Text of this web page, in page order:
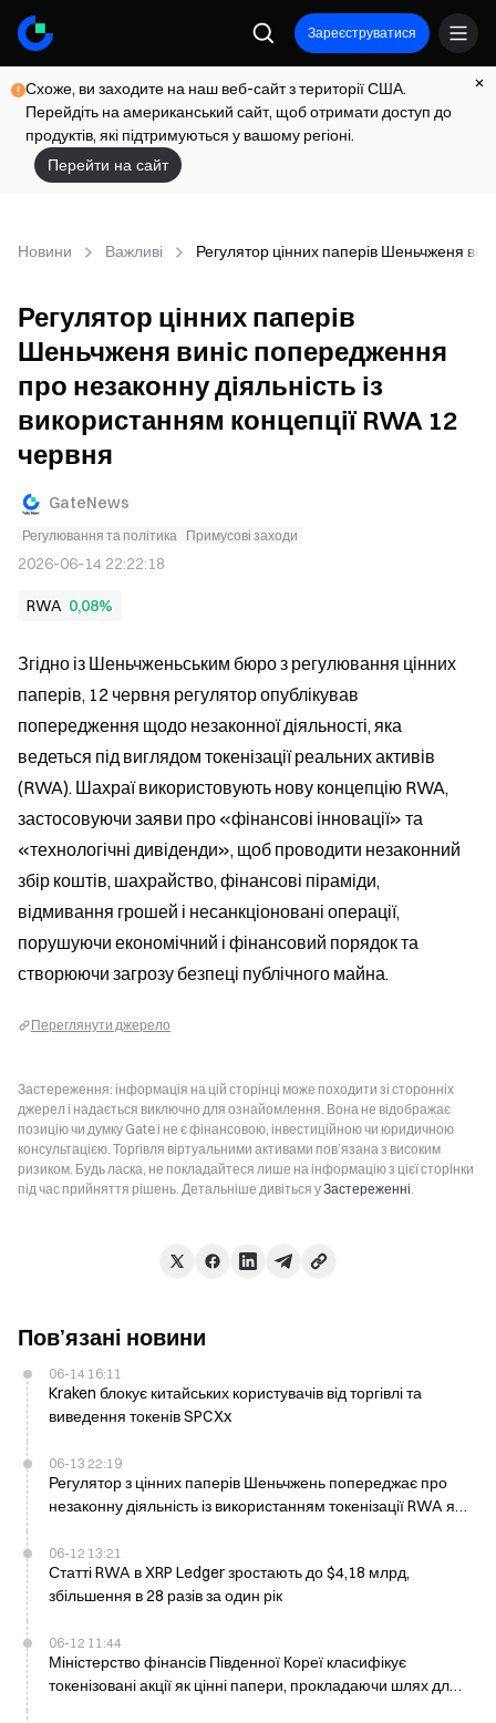
Зареєструватися
Схоже, ви заходите на наш веб-сайт з території США.
Перейдіть на американський сайт, щоб отримати доступ до
продуктів, які підтримуються у вашому регіоні.
Перейти на сайт
Новини Важливі Регулятор цінних паперів Шеньчженя
Регулятор цінних паперів
Шеньчженя виніс попередження
про незаконну діяльність із
використанням концепції RWA 12
червня
GateNews
Регулювання та політика Примусові заходи
2026-06-14 22:22:18
RWA 0,08%
Згідно із Шеньчженьським бюро з регулювання цінних
паперів, 12 червня регулятор опублікував
попередження щодо незаконної діяльності, яка
ведеться під виглядом токенізації реальних активів
(RWA). Шахраї використовують нову концепцію RWA,
застосовуючи заяви про «фінансові інновації» та
«технологічні дивіденди», щоб проводити незаконний
збір коштів, шахрайство, фінансові піраміди,
відмивання грошей і несанкціоновані операції,
порушуючи економічний і фінансовий порядок та
створюючи загрозу безпеці публічного майна.
Переглянути джерело
Застереження: інформація на цій сторінці може походити зі сторонніх
джерел і надається виключно для ознайомлення. Вона не відображає
позицію чи думку Gate і не є фінансовою, інвестиційною чи юридичною
консультацією. Торгівля віртуальними активами пов’язана з високим
ризиком. Будь ласка, не покладайтеся лише на інформацію з цієї сторінки
під час прийняття рішень. Детальніше дивіться уЗастереженні.
Пов’язані новини
06-14 16:11
Kraken блокує китайських користувачів від торгівлі та
виведення токенів SPCXx
06-13 22:19
Регулятор з цінних паперів Шеньчжень попереджає про
незаконну діяльність із використанням токенізації RWA як
06-12 13:21
Статті RWA в XRP Ledger зростають до $4,18 млрд,
збільшення в 28 разів за один рік
06-12 11:44
Міністерство фінансів Південної Кореї класифікує
токенізовані акції як цінні папери, прокладаючи шлях для